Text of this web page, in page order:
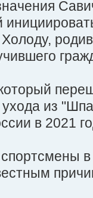
Холоду,
из
в 2021